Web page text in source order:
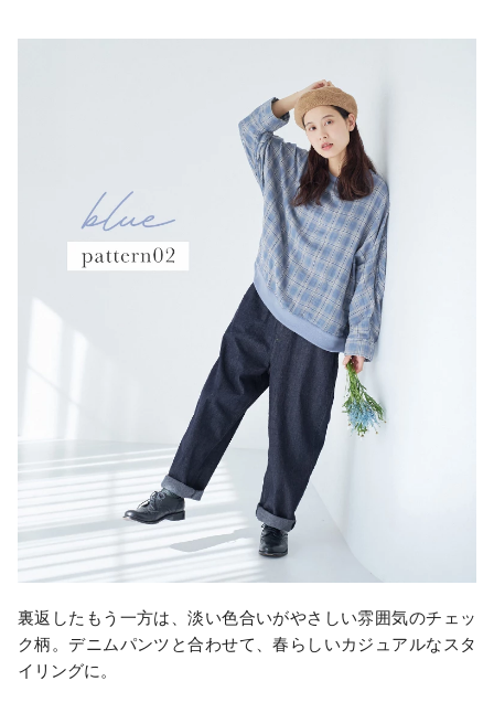
裏返したもう一方は、淡い色合いがやさしい雰囲気のチェッ
ク柄。デニムパンツと合わせて、春らしいカジュアルなスタ
イリングに。